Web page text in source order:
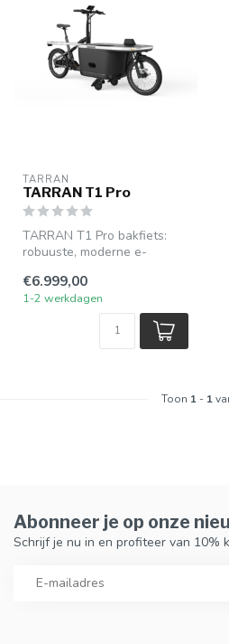
TARRAN
TARRAN T1 Pro
TARRAN T1 Pro bakfiets:
robuuste, moderne e-
elektrische o...
€6.999,00
1-2 werkdagen
Toon 1 - 1
Abonneer je op onze
Schrijf je nu in en profiteer van 10%